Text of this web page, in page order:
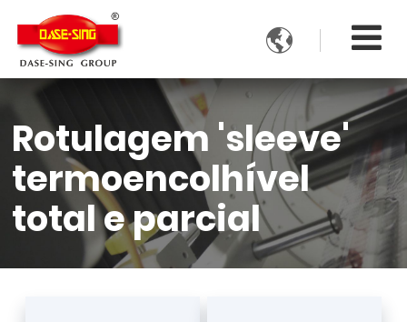

Rotulagem 'sleeve'
termoencolhível
total e parcial